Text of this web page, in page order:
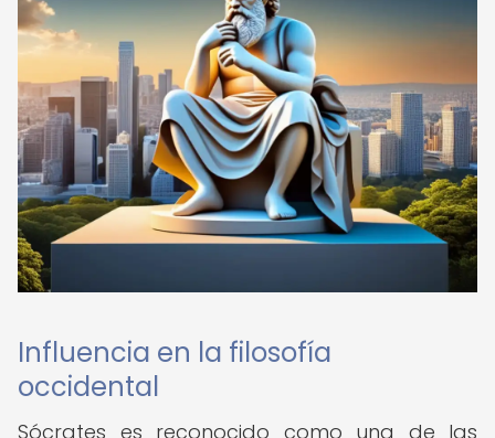
Influencia en la filosofía
occidental
Sócrates es reconocido como una de las